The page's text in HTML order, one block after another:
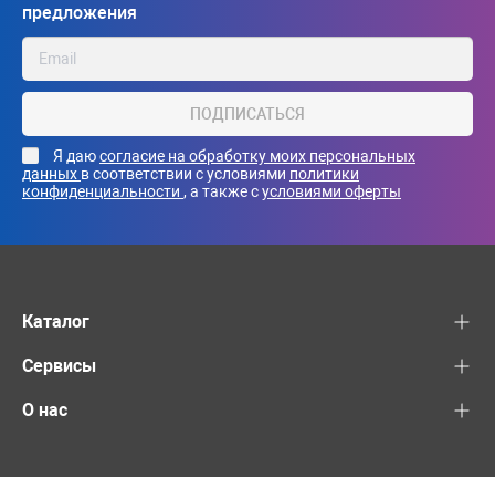
предложения
ПОДПИСАТЬСЯ
Я даюсогласие на обработку моих персональных
данных в соответствии с условиями политики
конфиденциальности , а также сусловиями оферты
Каталог
Сервисы
О нас